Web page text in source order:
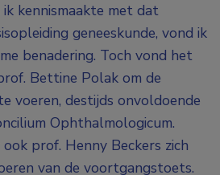
kennismaakte met dat
geneeskunde, vond ik
benadering. Toch vond het
Bettine Polak om de
voeren, destijds onvoldoende
Ophthalmologicum.
prof. Henny Beckers zich
van de voortgangstoets.